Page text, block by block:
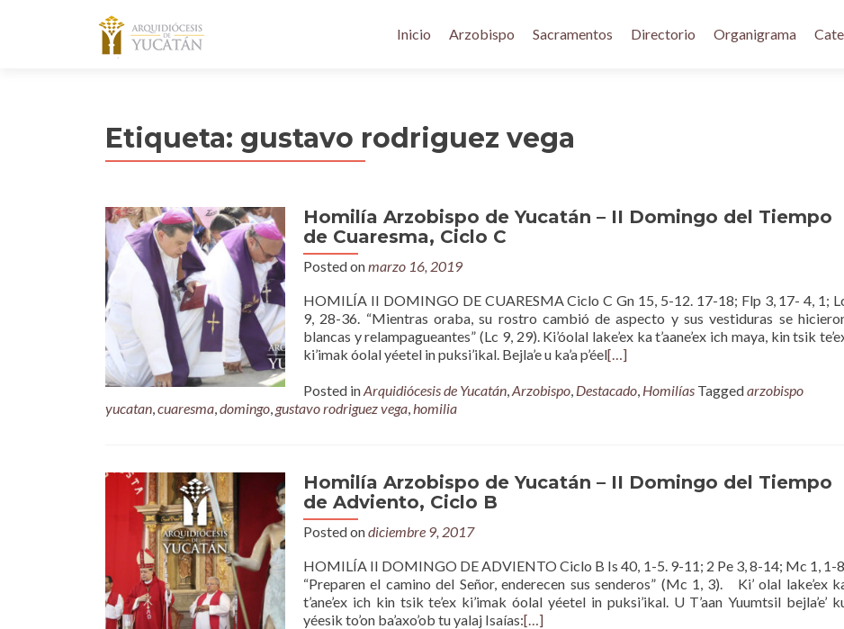
Inicio Arzobispo Sacramentos Directorio Organigrama
Etiqueta: gustavo rodriguez vega
Homilía Arzobispo de Yucatán – II Domingo del Tiempo
de Cuaresma, Ciclo C
Posted onmarzo 16, 2019
HOMILÍA II DOMINGO DE CUARESMA Ciclo C Gn 15, 5-12. 17-18; Flp 3, 17- 4, 1;
9, 28-36. “Mientras oraba, su rostro cambió de aspecto y sus vestiduras se
blancas y relampagueantes” (Lc 9, 29). Ki’óolal lake’ex ka t’aane’ex ich maya, kin tsik
ki’imak óolal yéetel in puksi’ikal. Bejla’e u ka’a p’éel[…]
Posted inArquidiócesis de Yucatán,Arzobispo, Destacado, Homilías Taggedarzobispo
yucatan,cuaresma,domingo, gustavo rodriguez vega,homilia
Homilía Arzobispo de Yucatán – II Domingo del Tiempo
de Adviento, Ciclo B
Posted ondiciembre 9, 2017
HOMILÍA II DOMINGO DE ADVIENTO Ciclo B Is 40, 1-5. 9-11; 2 Pe 3, 8-14; Mc 1, 1-
“Preparen el camino del Señor, enderecen sus senderos” (Mc 1, 3). Ki’ olal lake’ex
t’ane’ex ich kin tsik te’ex ki’imak óolal yéetel in puksi’ikal. U T’aan Yuumtsil bejla’e’
yéesik to’on ba’axo’ob tu yalaj Isaías:[…]